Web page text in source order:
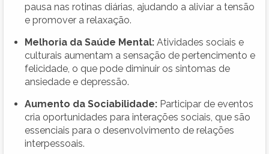
pausa nas rotinas diárias, ajudando a aliviar a tensão
e promover a relaxação.
Melhoria da Saúde Mental: Atividades sociais e
culturais aumentam a sensação de pertencimento e
felicidade, o que pode diminuir os sintomas de
ansiedade e depressão.
Aumento da Sociabilidade: Participar de eventos
cria oportunidades para interações sociais, que são
essenciais para o desenvolvimento de relações
interpessoais.